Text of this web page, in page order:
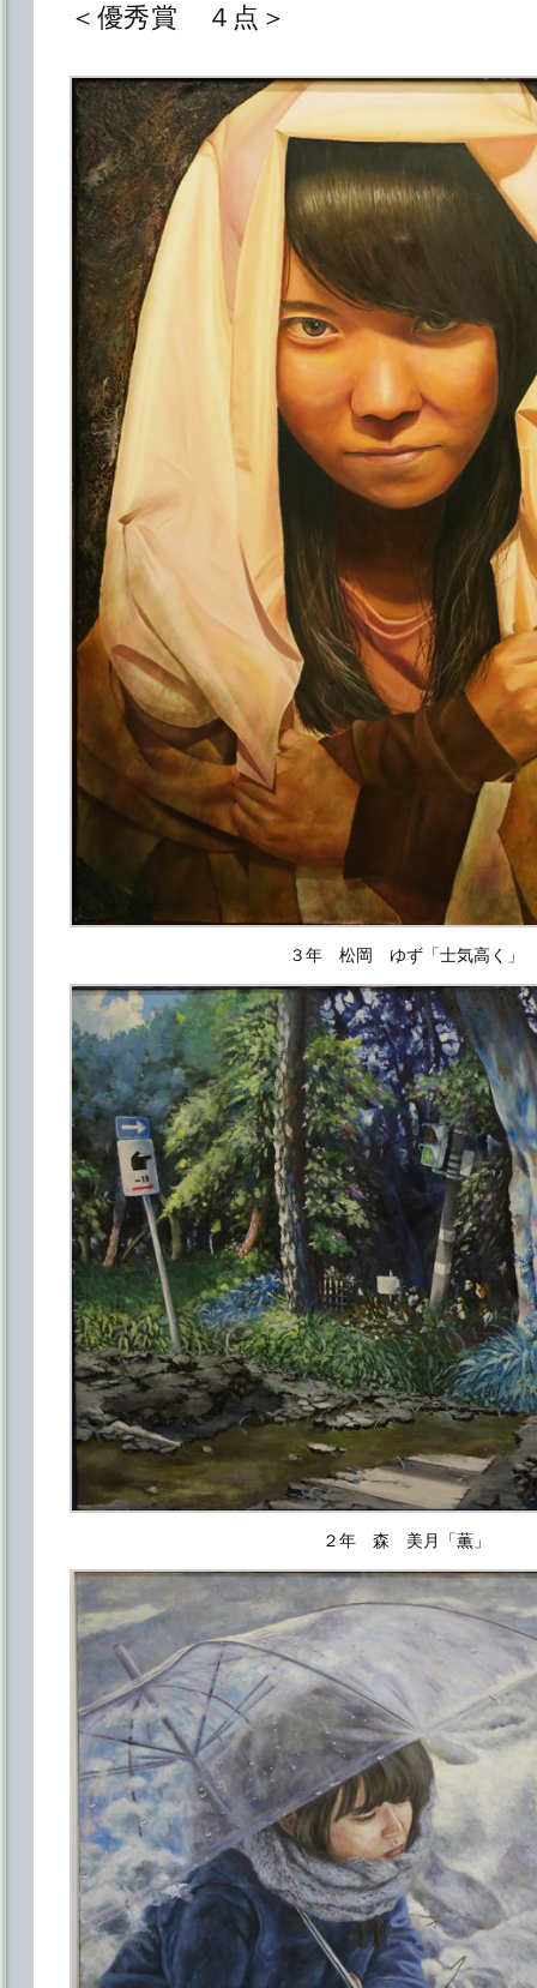
＜優秀賞 ４点＞
３年 松岡 ゆず「士気高く」
２年 森 美月「薫」